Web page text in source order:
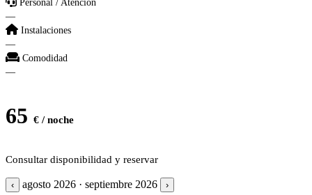
Personal / Atención
—
Instalaciones
—
Comodidad
—
65 € / noche
Consultar disponibilidad y reservar
‹ agosto 2026 · septiembre 2026 ›